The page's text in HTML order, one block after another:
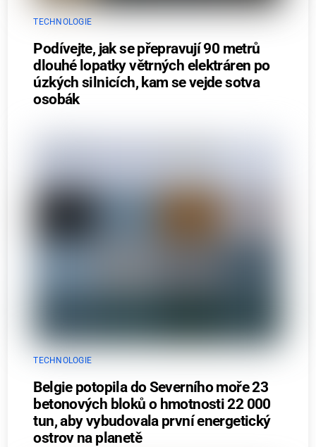
TECHNOLOGIE
Podívejte, jak se přepravují 90 metrů
dlouhé lopatky větrných elektráren po
úzkých silnicích, kam se vejde sotva
osobák
TECHNOLOGIE
Belgie potopila do Severního moře 23
betonových bloků o hmotnosti 22 000
tun, aby vybudovala první energetický
ostrov na planetě